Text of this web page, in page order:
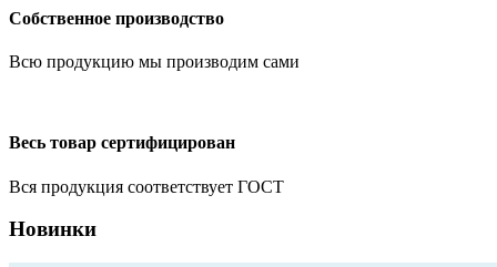
Собственное производство
Всю продукцию мы производим сами
Весь товар сертифицирован
Вся продукция соответствует ГОСТ
Новинки